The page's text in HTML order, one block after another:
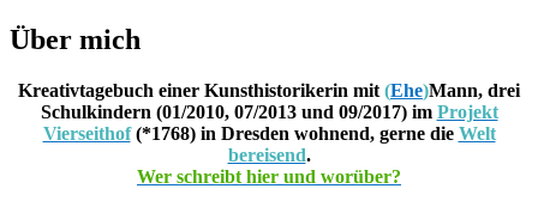
Über mich
Kreativtagebuch einer Kunsthistorikerin mit (Ehe)Mann, drei
Schulkindern (01/2010, 07/2013 und 09/2017) im Projekt
Vierseithof(*1768) in Dresden wohnend, gerne die Welt
bereisend.
Wer schreibt hier und worüber?